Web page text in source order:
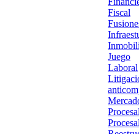
Fiscal
Juego
Laboral